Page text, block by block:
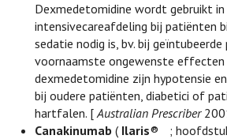
Dexmedetomidine wordt gebruikt in
intensivecareafdeling bij patiënten
sedatie nodig is, bv. bij
voornaamste ongewenste effecten
dexmedetomidine zijn hypotensie
bij oudere patiënten, diabetici of
hartfalen. [Australian Prescriber
Canakinumab ( Ilaris®
;